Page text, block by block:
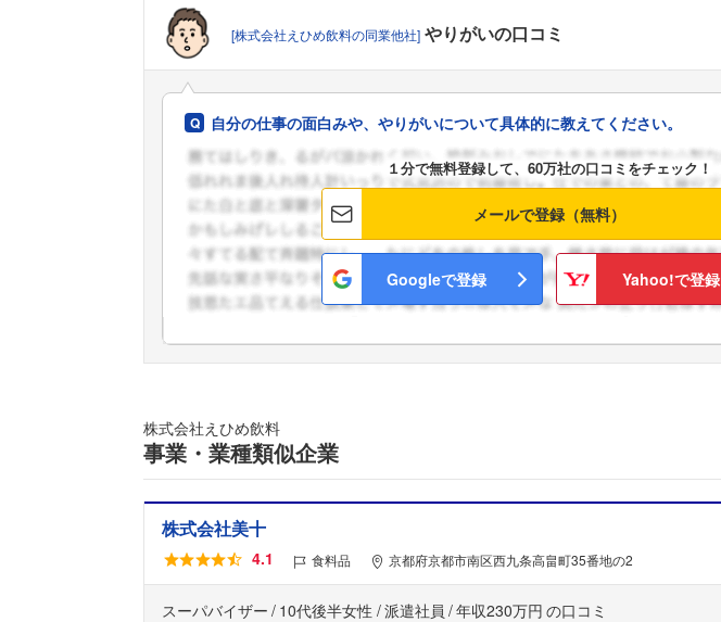
[株式会社えひめ飲料の同業他社] やりがいの口コミ
自分の仕事の面白みや、やりがいについて具体的に教えてください。
１分で無料登録して、60万社の口コミをチェック！
メールで登録（無料）
Googleで登録 Yahoo!で登録
株式会社えひめ飲料
事業・業種類似企業
株式会社美十
4.1 食料品 京都府京都市南区西九条高畠町35番地の2
スーパバイザー 10代後半女性 派遣社員 年収230万円